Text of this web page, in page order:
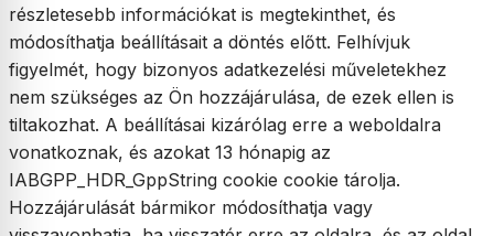
részletesebb információkat is megtekinthet, és
módosíthatja beállításait a döntés előtt. Felhívjuk
figyelmét, hogy bizonyos adatkezelési műveletekhez
nem szükséges az Ön hozzájárulása, de ezek ellen is
tiltakozhat. A beállításai kizárólag erre a weboldalra
vonatkoznak, és azokat 13 hónapig az
IABGPP_HDR_GppString cookie cookie tárolja.
Hozzájárulását bármikor módosíthatja vagy